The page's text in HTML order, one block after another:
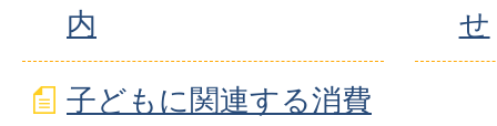
内
せ
子どもに関連する消費